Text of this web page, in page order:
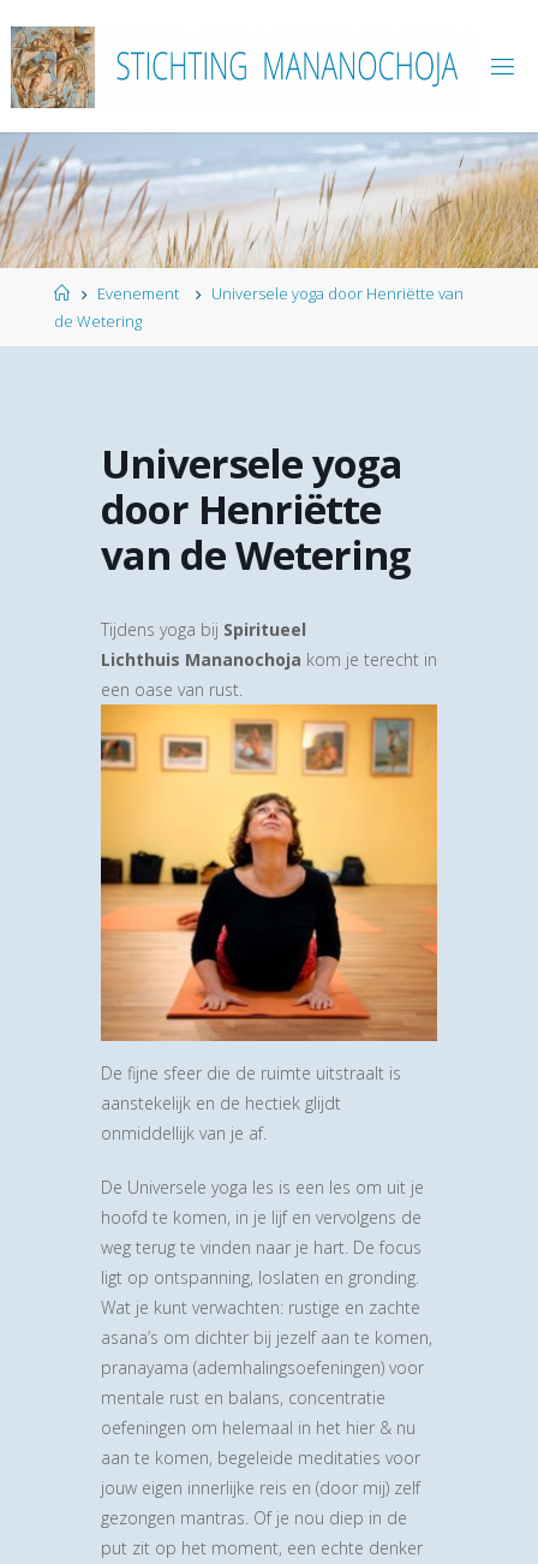
naar
de
inhoud
HomeEvenement
Universele yoga door Henriëtte van
de Wetering
Universele yoga
door Henriëtte
van de Wetering
Tijdens yoga bij Spiritueel
Lichthuis Mananochoja kom je terecht in
een oase van rust.
De fijne sfeer die de ruimte uitstraalt is
aanstekelijk en de hectiek glijdt
onmiddellijk van je af.
De Universele yoga les is een les om uit je
hoofd te komen, in je lijf en vervolgens de
weg terug te vinden naar je hart. De focus
ligt op ontspanning, loslaten en gronding.
Wat je kunt verwachten: rustige en zachte
asana’s om dichter bij jezelf aan te komen,
pranayama (ademhalingsoefeningen) voor
mentale rust en balans, concentratie
oefeningen om helemaal in het hier & nu
aan te komen, begeleide meditaties voor
jouw eigen innerlijke reis en (door mij) zelf
gezongen mantras. Of je nou diep in de
put zit op het moment, een echte denker